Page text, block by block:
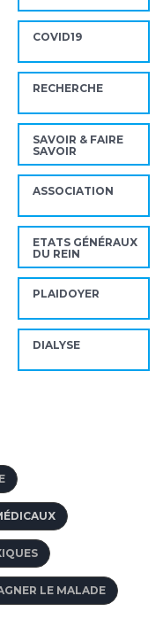
COVID19
RECHERCHE
SAVOIR & FAIRE
SAVOIR
ASSOCIATION
ETATS GÉNÉRAUX
DU REIN
PLAIDOYER
DIALYSE
LE MALADE